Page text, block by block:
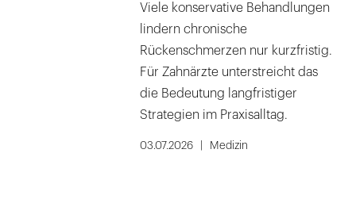
Viele konservative Behandlungen
lindern chronische
Rückenschmerzen nur kurzfristig.
Für Zahnärzte unterstreicht das
die Bedeutung langfristiger
Strategien im Praxisalltag.
03.07.2026 Medizin